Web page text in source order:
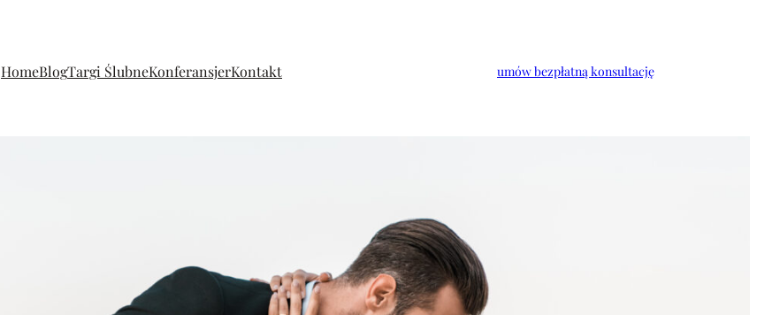
HomeBlogTargi ŚlubneKonferansjerKontakt umów bezpłatną konsultację